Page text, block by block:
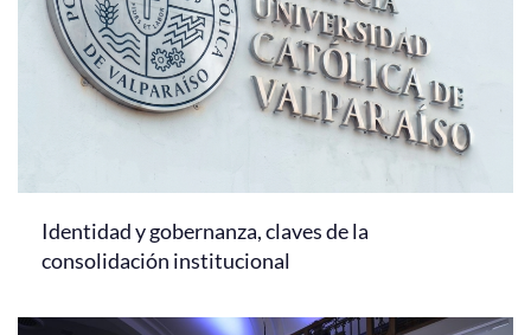
Identidad y gobernanza, claves de la
consolidación institucional